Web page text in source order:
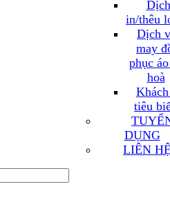
in/thêu
Dịch
may
phục
hoà
tiêu
DỤNG
LIÊN